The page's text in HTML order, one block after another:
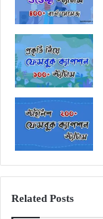
Related Posts